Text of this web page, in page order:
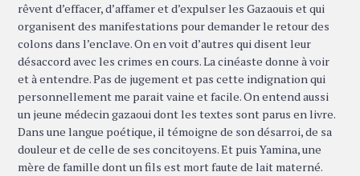
rêvent d’effacer, d’affamer et d’expulser les Gazaouis et qui
organisent des manifestations pour demander le retour des
colons dans l’enclave. On en voit d’autres qui disent leur
désaccord avec les crimes en cours. La cinéaste donne à voir
et à entendre. Pas de jugement et pas cette indignation qui
personnellement me parait vaine et facile. On entend aussi
un jeune médecin gazaoui dont les textes sont parus en livre.
Dans une langue poétique, il témoigne de son désarroi, de sa
douleur et de celle de ses concitoyens. Et puis Yamina, une
mère de famille dont un fils est mort faute de lait materné.